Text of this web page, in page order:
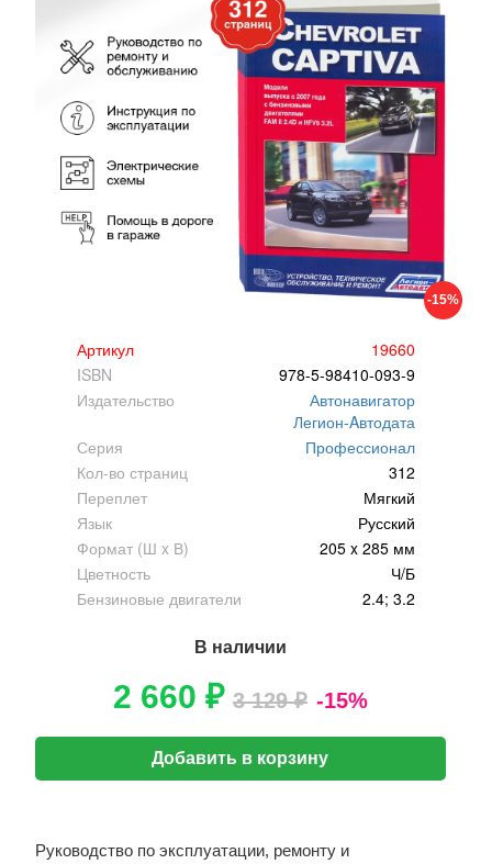
-15%
Артикул
19660
ISBN
978-5-98410-093-9
Издательство
Автонавигатор
Легион-Aвтодата
Серия
Профессионал
Кол-во страниц
312
Переплет
Мягкий
Язык
Русский
Формат (Ш x В)
205 x 285 мм
Цветность
Ч/Б
Бензиновые двигатели
2.4; 3.2
В наличии
2 660 ₽ 3 129 ₽ -15%
Добавить в корзину
Руководство по эксплуатации, ремонту и